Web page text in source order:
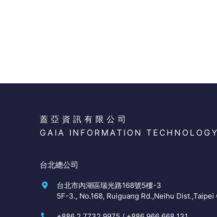
蓋亞資訊有限公司
GAIA INFORMATION
台北總公司
台北市內湖區瑞光路168號5樓-3
5F-3., No.168, Ruiguang Rd.,Neihu Dist.,Taipei